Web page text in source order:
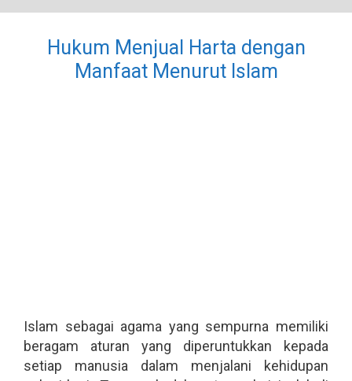
Hukum Menjual Harta dengan
Manfaat Menurut Islam
Islam sebagai agama yang sempurna memiliki
beragam aturan yang diperuntukkan kepada
setiap manusia dalam menjalani kehidupan